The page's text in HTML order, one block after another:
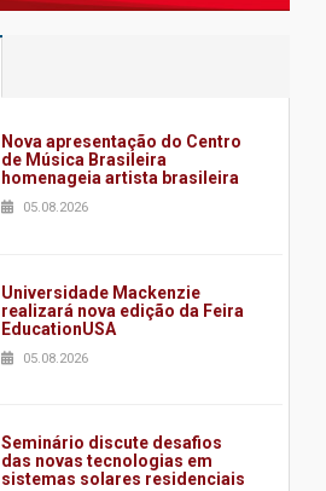
Nova apresentação do Centro
de Música Brasileira
homenageia artista brasileira
05.08.2026
Universidade Mackenzie
realizará nova edição da Feira
EducationUSA
05.08.2026
Seminário discute desafios
das novas tecnologias em
sistemas solares residenciais